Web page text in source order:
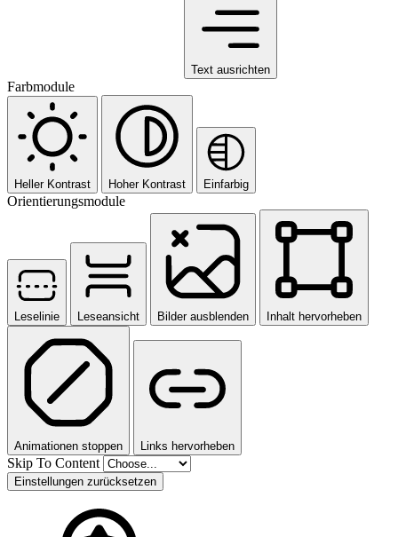
Text ausrichten
Farbmodule
Heller Kontrast Hoher Kontrast Einfarbig
Orientierungsmodule
Leselinie Leseansicht Bilder ausblenden Inhalt hervorheben
Animationen stoppen Links hervorheben
Skip To Content
Einstellungen zurücksetzen